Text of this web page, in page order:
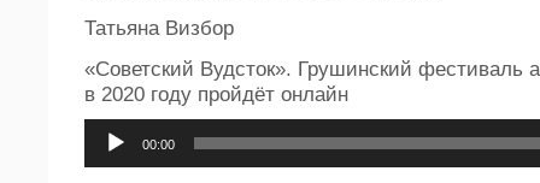
Татьяна Визбор
«Советский Вудсток». Грушинский фестиваль
в 2020 году пройдёт онлайн
00:00